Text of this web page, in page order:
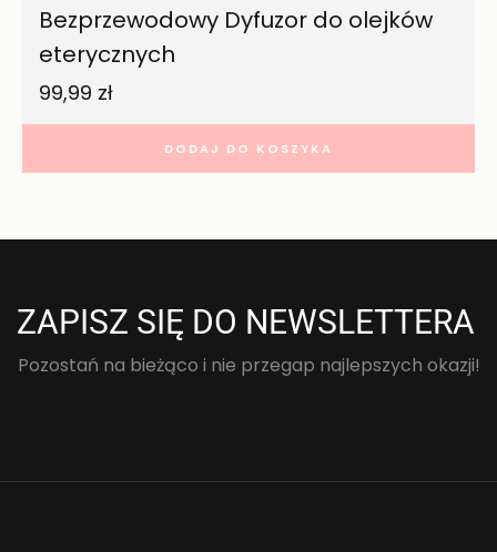
produkty
Bezprzewodowy Dyfuzor do olejków
eterycznych
99,99 zł
DODAJ DO KOSZYKA
ZAPISZ SIĘ DO NEWSLETTERA
Pozostań na bieżąco i nie przegap najlepszych okazji!